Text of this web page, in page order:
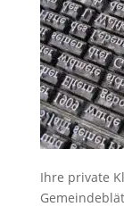
Ihre private